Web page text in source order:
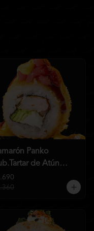
Panko
de Atún